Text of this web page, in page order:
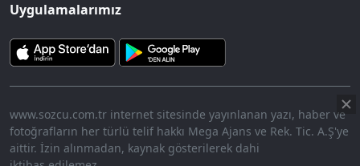
Uygulamalarımız
www.sozcu.com.tr internet sitesinde yayınlanan yazı, haber ve
fotoğrafların her türlü telif hakkı Mega Ajans ve Rek. Tic. A.Ş'ye
aittir. İzin alınmadan, kaynak gösterilerek dahi